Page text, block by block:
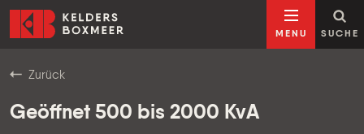
Zum Inhalt springen
Kelders Boxmeer
MENU SUCHE
Zurück
Geöffnet 500 bis 2000 KvA